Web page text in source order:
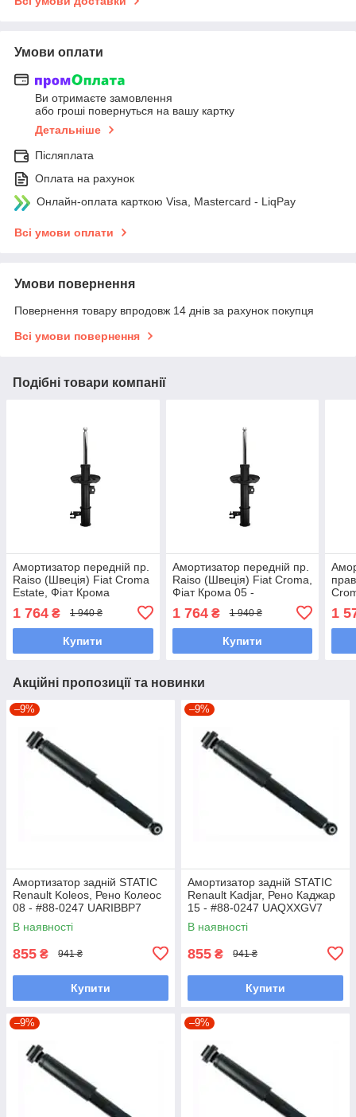
Умови оплати
Ви отримаєте замовлення
або гроші повернуться на вашу картку
Детальніше
Післяплата
Оплата на рахунок
Онлайн-оплата карткою Visa, Mastercard - LiqPay
Всі умови оплати
Умови повернення
Повернення товару впродовж 14 днів за рахунок покупця
Всі умови повернення
Подібні товари компанії
Амортизатор передній пр.
Raiso (Швеція) Fiat Croma
Estate, Фіат Крома
Універсал 05 - #ST602312
UABQOPO7
1 764 ₴ 1 940 ₴
Купити
Амортизатор передній пр.
Raiso (Швеція) Fiat Croma,
Фіат Крома 05 -
1 764₴ 1 940 ₴
Купити
1
Акційні пропозиції та новинки
–9%
Амортизатор задній STATIC
Renault Koleos, Рено Колеос
08 - #88-0247 UARIBBP7
В наявності
855 ₴ 941 ₴
Купити
–9%
Амортизатор задній STATIC
Renault Kadjar, Рено Каджар
15 - #88-0247 UAQXXGV7
В наявності
855 ₴ 941 ₴
Купити
–9% –9%